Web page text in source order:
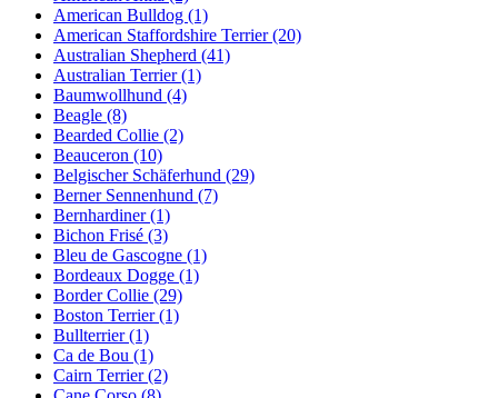
American Bulldog (1)
American Staffordshire Terrier(20)
Australian Shepherd (41)
Australian Terrier(1)
Baumwollhund (4)
Beagle (8)
Bearded Collie (2)
Beauceron (10)
Belgischer Schäferhund (29)
Berner Sennenhund (7)
Bernhardiner(1)
Bichon Frisé (3)
Bleu de Gascogne (1)
Bordeaux Dogge (1)
Border Collie (29)
Boston Terrier(1)
Bullterrier(1)
Ca de Bou (1)
Cairn Terrier(2)